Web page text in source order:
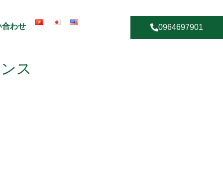
合わせ 0964697901
ス